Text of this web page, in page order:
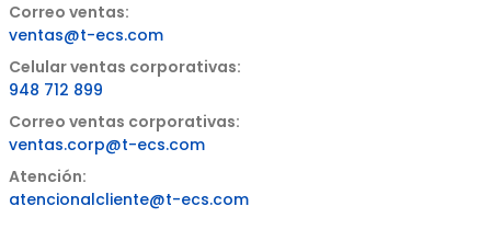
Correo ventas:
ventas@t-ecs.com
Celular ventas corporativas:
948 712 899
Correo ventas corporativas:
ventas.corp@t-ecs.com
Atención:
atencionalcliente@t-ecs.com